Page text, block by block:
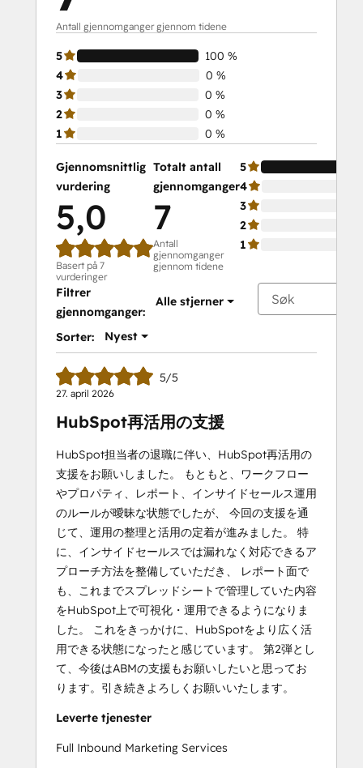
Antall gjennomganger gjennom tidene
5
100 %
4
0 %
3
0 %
2
0 %
1
0 %
Gjennomsnittlig
vurdering
5,0
Basert på 7
vurderinger
Totalt antall
gjennomganger
7
Antall
gjennomganger
gjennom tidene
5
4
3
2
1
Filtrer
gjennomganger:
Alle stjerner
Sorter: Nyest
5/5
27. april 2026
HubSpot再活用の支援
HubSpot担当者の退職に伴い、HubSpot再活用の
支援をお願いしました。 もともと、ワークフロー
やプロパティ、レポート、インサイドセールス運用
のルールが曖昧な状態でしたが、 今回の支援を通
じて、運用の整理と活用の定着が進みました。 特
に、インサイドセールスでは漏れなく対応できるア
プローチ方法を整備していただき、 レポート面で
も、これまでスプレッドシートで管理していた内容
をHubSpot上で可視化・運用できるようになりま
した。 これをきっかけに、HubSpotをより広く活
用できる状態になったと感じています。 第2弾とし
て、今後はABMの支援もお願いしたいと思ってお
ります。引き続きよろしくお願いいたします。
Leverte tjenester
Full Inbound Marketing Services